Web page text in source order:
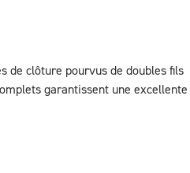
de clôture pourvus de doubles fils
garantissent une excellente